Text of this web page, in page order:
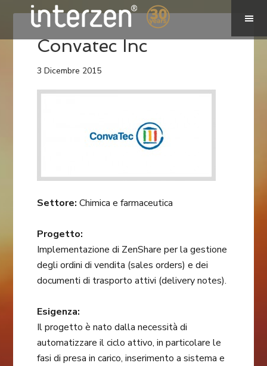
Convatec Inc
3 Dicembre 2015
Settore: Chimica e farmaceutica
Progetto:
Implementazione di ZenShare per la gestione
degli ordini di vendita (sales orders) e dei
documenti di trasporto attivi (delivery notes).
Esigenza:
Il progetto è nato dalla necessità di
automatizzare il ciclo attivo, in particolare le
fasi di presa in carico, inserimento a sistema e